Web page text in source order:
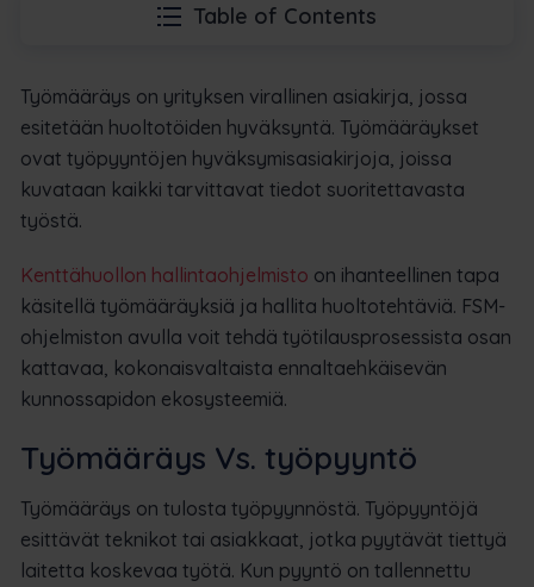
Table of Contents
Työmääräys on yrityksen virallinen asiakirja, jossa
esitetään huoltotöiden hyväksyntä. Työmääräykset
ovat työpyyntöjen hyväksymisasiakirjoja, joissa
kuvataan kaikki tarvittavat tiedot suoritettavasta
työstä.
Kenttähuollon hallintaohjelmisto on ihanteellinen tapa
käsitellä työmääräyksiä ja hallita huoltotehtäviä. FSM-
ohjelmiston avulla voit tehdä työtilausprosessista osan
kattavaa, kokonaisvaltaista ennaltaehkäisevän
kunnossapidon ekosysteemiä.
Työmääräys Vs. työpyyntö
Työmääräys on tulosta työpyynnöstä. Työpyyntöjä
esittävät teknikot tai asiakkaat, jotka pyytävät tiettyä
laitetta koskevaa työtä. Kun pyyntö on tallennettu